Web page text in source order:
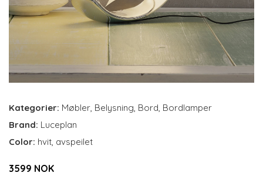
Kategorier: Møbler, Belysning, Bord, Bordlamper
Brand: Luceplan
Color: hvit, avspeilet
3599 NOK